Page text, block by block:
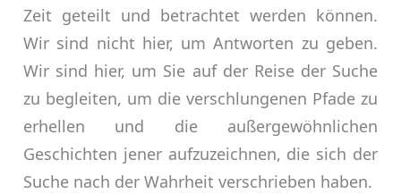
Zeit geteilt und betrachtet werden können.
Wir sind nicht hier, um Antworten zu geben.
Wir sind hier, um Sie auf der Reise der Suche
zu begleiten, um die verschlungenen Pfade zu
erhellen und die außergewöhnlichen
Geschichten jener aufzuzeichnen, die sich der
Suche nach der Wahrheit verschrieben haben.